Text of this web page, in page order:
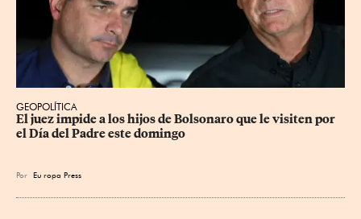
GEOPOLÍTICA
El juez impide a los hijos de Bolsonaro que le visiten por
el Día del Padre este domingo
Por Eu ropa Press